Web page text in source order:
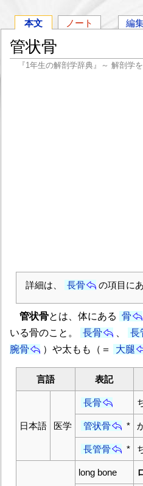
本文 ノート 編
管状骨
『1年生の解剖学辞典』～ 解剖学
詳細は、 長骨 の項目に
管状骨とは、体にある 骨
いる骨のこと。
長骨 長
腕骨
）や太もも（＝ 大腿
言語 表記
日本語 医学
長骨
管状骨 *
長管骨 *
long bone